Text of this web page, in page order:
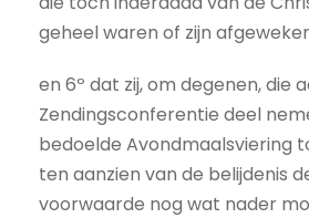
geheel waren of zijn
en 6º dat zij, om degenen, die
Zendingsconferentie deel
bedoelde Avondmaalsviering
ten aanzien van de belijdenis
voorwaarde nog wat nader